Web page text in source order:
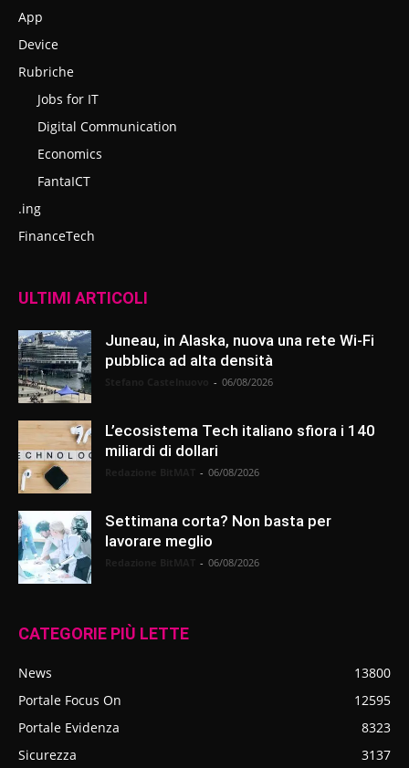
App
Device
Rubriche
Jobs for IT
Digital Communication
Economics
FantaICT
.ing
FinanceTech
ULTIMI ARTICOLI
Juneau, in Alaska, nuova una rete Wi-Fi
pubblica ad alta densità
- 06/08/2026
L’ecosistema Tech italiano sfiora i 140
miliardi di dollari
- 06/08/2026
Settimana corta? Non basta per
lavorare meglio
- 06/08/2026
CATEGORIE PIÙ LETTE
News
13800
Portale Focus On
12595
Portale Evidenza
8323
Sicurezza
3137